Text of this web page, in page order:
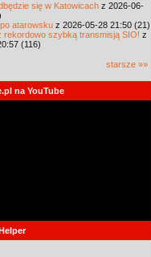
się w Katowicach z 2026-06-
atarowsku z 2026-05-28 21:50 (21)
rekordowo szybką transmisją SIO! z
(116)
starsze »»
na YouTube